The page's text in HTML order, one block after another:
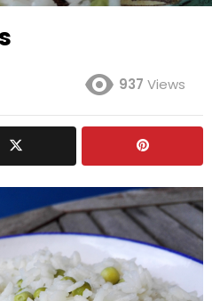
937 Views